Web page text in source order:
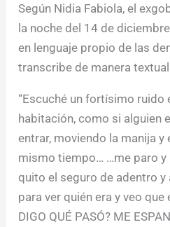
Según Nidia Fabiola, el
la noche del 14 de
en lenguaje propio de las
transcribe de manera
“Escuché un fortísimo ruido
habitación, como si alguien
entrar, moviendo la manija
mismo tiempo… …me paro y
quito el seguro de adentro
para ver quién era y veo que
DIGO QUÉ PASÓ? ME